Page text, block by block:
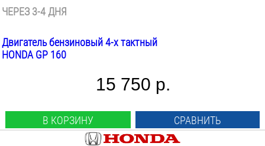
ЧЕРЕЗ 3-4 ДНЯ
Двигатель бензиновый 4-х тактный
HONDA GP 160
15 750 р.
В КОРЗИНУ СРАВНИТЬ